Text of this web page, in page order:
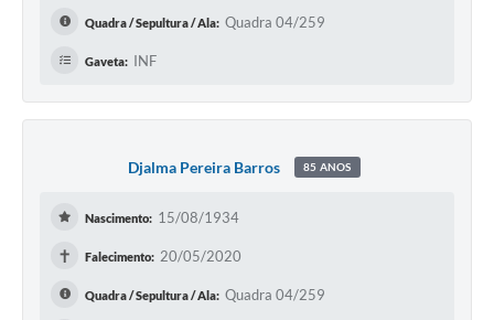
Quadra / Sepultura / Ala: Quadra 04/259
Gaveta: INF
Djalma Pereira Barros 85 ANOS
Nascimento: 15/08/1934
✝ Falecimento: 20/05/2020
Quadra / Sepultura / Ala: Quadra 04/259